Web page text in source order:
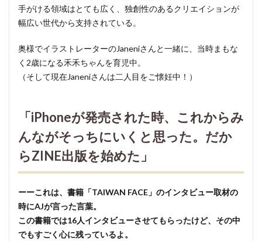
クリ
エイ
ター
って
の
「子
事の
ン
ス」
5
も人
と違
う自
分な
手がける領域はとても広く、独創性のあるクリエイションが
幅広い世代から支持されている。
奥様でイラストレーターのJaneniさんと一緒に、当時まもな
く2歳になる禾禾ちゃんを育児中。
（そして現在Janeniさんは二人目をご懐妊中！）
「iPhoneが発売された時、これからみ
んながそっちにいくと思った。だか
らZINE出版を始めた」
ーーこれは、書籍「TAIWAN FACE」のインタビュー取材の
時にAJが言った言葉。
この書籍では16人インタビューさせてもらったけど、その中
でもすごく心に残っているよ。